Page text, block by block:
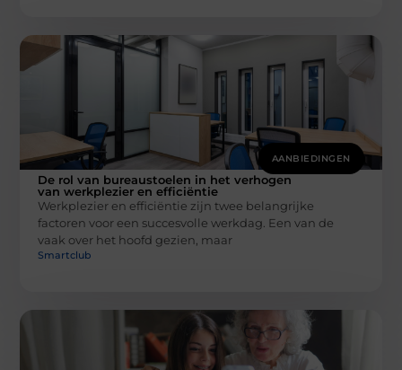
AANBIEDINGEN
De rol van bureaustoelen in het verhogen
van werkplezier en efficiëntie
Werkplezier en efficiëntie zijn twee belangrijke
factoren voor een succesvolle werkdag. Een van de
vaak over het hoofd gezien, maar
Smartclub